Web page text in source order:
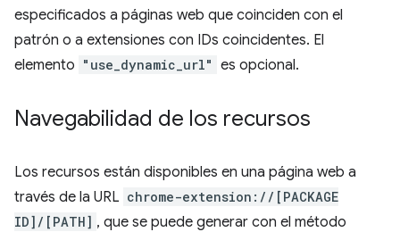
especificados a páginas web que coinciden con el
patrón o a extensiones con IDs coincidentes. El
elemento "use_dynamic_url" es opcional.
Navegabilidad de los recursos
Los recursos están disponibles en una página web a
través de la URL chrome-extension://[PACKAGE
ID]/[PATH] , que se puede generar con el método